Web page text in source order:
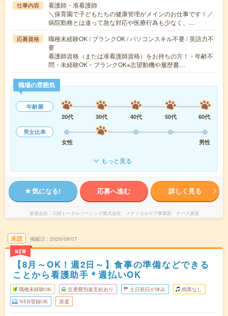
仕事内容
看護師・准看護師
＼保育園で子どもたちの健康管理がメインのお仕事です！／
病院勤務とは違って急な対応や医療行為も少なく、…
応募資格
職種未経験OK / ブランクOK / パソコンスキル不要 / 英語力不
要
看護師資格（または准看護師資格）をお持ちの方！・年齢不
問・未経験OK・ブランクOK※志望動機や履歴書…
職場の雰囲気
年齢層
20代
30代 40代 50代
60代
男女比率
女性
男性
もっと見る
気になる! 応募へ進む 詳しく見る
派遣会社 日研トータルソーシング株式会社 メディカルケア事業部 ナース派遣
未読
NEW
掲載日 2026/08/07
【8月～OK！週2日～】食事の準備などできる
ことから看護助手＊週払いOK
職種未経験OK 交通費別途支給あり 土日祝日が休み 残業なし
WEB登録OK 派遣